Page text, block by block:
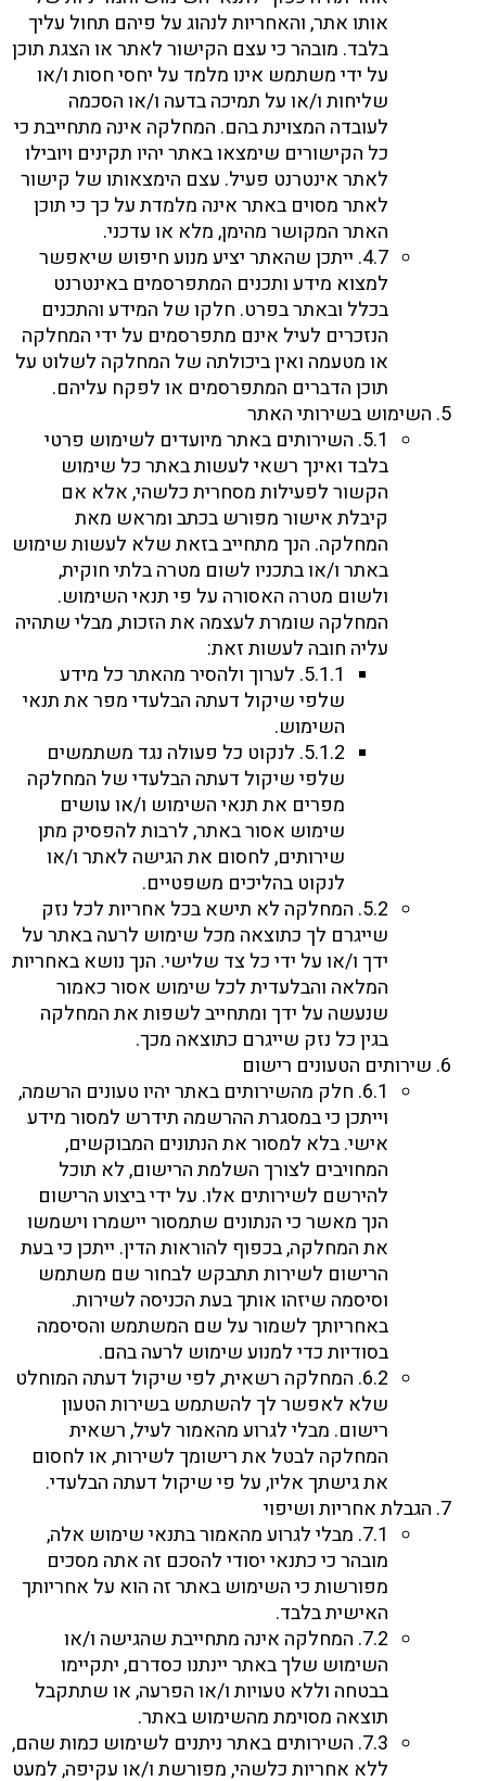
אותו אתר, והאחריות לנהוג על פיהם תחול עליך
בלבד. מובהר כי עצם הקישור לאתר או הצגת תוכן
על ידי משתמש אינו מלמד על יחסי חסות ו/או
שליחות ו/או על תמיכה בדעה ו/או הסכמה
לעובדה המצוינת בהם. המחלקה אינה מתחייבת כי
כל הקישורים שימצאו באתר יהיו תקינים ויובילו
לאתר אינטרנט פעיל. עצם הימצאותו של קישור
לאתר מסוים באתר אינה מלמדת על כך כי תוכן
האתר המקושר מהימן, מלא או עדכני.
4.7. ייתכן שהאתר יציע מנוע חיפוש שיאפשר
למצוא מידע ותכנים המתפרסמים באינטרנט
בכלל ובאתר בפרט. חלקו של המידע והתכנים
הנזכרים לעיל אינם מתפרסמים על ידי המחלקה
או מטעמה ואין ביכולתה של המחלקה לשלוט על
תוכן הדברים המתפרסמים או לפקח עליהם.
השימוש בשירותי האתר
5.1. השירותים באתר מיועדים לשימוש פרטי
בלבד ואינך רשאי לעשות באתר כל שימוש
הקשור לפעילות מסחרית כלשהי, אלא אם
קיבלת אישור מפורש בכתב ומראש מאת
המחלקה. הנך מתחייב בזאת שלא לעשות שימוש
באתר ו/או בתכניו לשום מטרה בלתי חוקית,
ולשום מטרה האסורה על פי תנאי השימוש.
המחלקה שומרת לעצמה את הזכות, מבלי שתהיה
עליה חובה לעשות זאת:
5.1.1. לערוך ולהסיר מהאתר כל מידע
שלפי שיקול דעתה הבלעדי מפר את תנאי
השימוש.
5.1.2. לנקוט כל פעולה נגד משתמשים
שלפי שיקול דעתה הבלעדי של המחלקה
מפרים את תנאי השימוש ו/או עושים
שימוש אסור באתר, לרבות להפסיק מתן
שירותים, לחסום את הגישה לאתר ו/או
לנקוט בהליכים משפטיים.
5.2. המחלקה לא תישא בכל אחריות לכל נזק
שייגרם לך כתוצאה מכל שימוש לרעה באתר על
ידך ו/או על ידי כל צד שלישי. הנך נושא באחריות
המלאה והבלעדית לכל שימוש אסור כאמור
שנעשה על ידך ומתחייב לשפות את המחלקה
בגין כל נזק שייגרם כתוצאה מכך.
שירותים הטעונים רישום
6.1. חלק מהשירותים באתר יהיו טעונים הרשמה,
וייתכן כי במסגרת ההרשמה תידרש למסור מידע
אישי. בלא למסור את הנתונים המבוקשים,
המחויבים לצורך השלמת הרישום, לא תוכל
להירשם לשירותים אלו. על ידי ביצוע הרישום
הנך מאשר כי הנתונים שתמסור יישמרו וישמשו
את המחלקה, בכפוף להוראות הדין. ייתכן כי בעת
הרישום לשירות תתבקש לבחור שם משתמש
וסיסמה שיזהו אותך בעת הכניסה לשירות.
באחריותך לשמור על שם המשתמש והסיסמה
בסודיות כדי למנוע שימוש לרעה בהם.
6.2. המחלקה רשאית, לפי שיקול דעתה המוחלט
שלא לאפשר לך להשתמש בשירות הטעון
רישום. מבלי לגרוע מהאמור לעיל, רשאית
המחלקה לבטל את רישומך לשירות, או לחסום
את גישתך אליו, על פי שיקול דעתה הבלעדי.
הגבלת אחריות ושיפוי
7.1. מבלי לגרוע מהאמור בתנאי שימוש אלה,
מובהר כי כתנאי יסודי להסכם זה אתה מסכים
מפורשות כי השימוש באתר זה הוא על אחריותך
האישית בלבד.
7.2. המחלקה אינה מתחייבת שהגישה ו/או
השימוש שלך באתר יינתנו כסדרם, יתקיימו
בבטחה וללא טעויות ו/או הפרעה, או שתתקבל
תוצאה מסוימת מהשימוש באתר.
7.3. השירותים באתר ניתנים לשימוש כמות שהם,
ללא אחריות כלשהי, מפורשת ו/או עקיפה, למעט